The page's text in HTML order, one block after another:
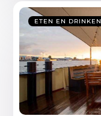
ETEN EN DRINKEN